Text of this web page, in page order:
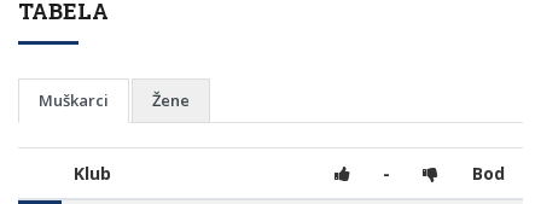
TABELA
Muškarci Žene
Klub - Bod